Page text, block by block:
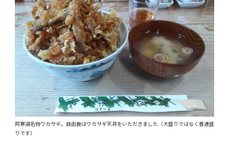
阿寒湖名物ワカサギ。自由食はワカサギ天丼をいただきました（大盛りではなく普通盛
りです）